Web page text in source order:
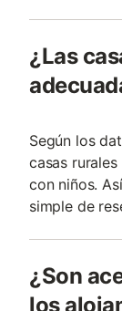
¿Las
Según los
casas
con niños.
simple de
¿Son
los